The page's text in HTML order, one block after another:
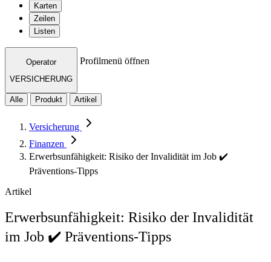
Karten
Zeilen
Listen
Operator
VERSICHERUNG
Profilmenü öffnen
Alle Produkt Artikel
Versicherung
Finanzen
Erwerbsunfähigkeit: Risiko der Invalidität im Job ✔️
Präventions-Tipps
Artikel
Erwerbsunfähigkeit: Risiko der Invalidität
im Job ✔️ Präventions-Tipps